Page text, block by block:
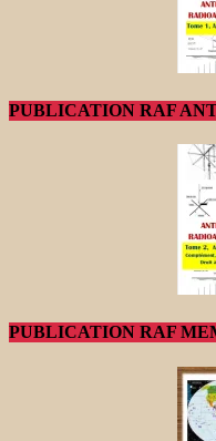
PUBLICATION RAF
PUBLICATION RAF